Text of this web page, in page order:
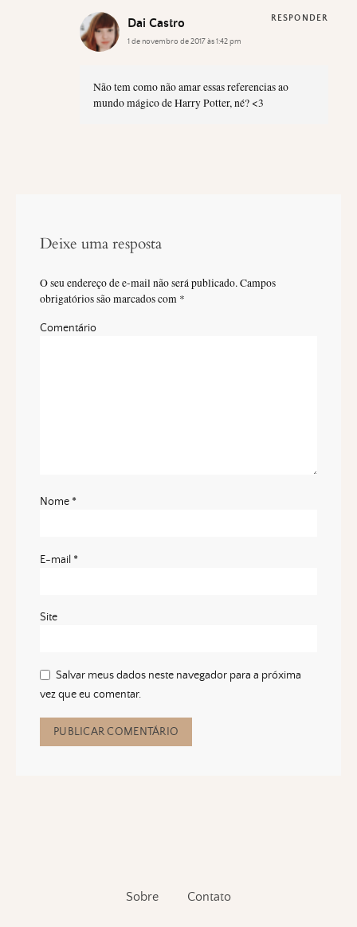
Dai Castro
1 de novembro de 2017 às 1:42 pm
Não tem como não amar essas referencias ao
mundo mágico de Harry Potter, né? <3
RESPONDER
Deixe uma resposta
O seu endereço de e-mail não será publicado. Campos
obrigatórios são marcados com *
Comentário
Nome *
E-mail *
Site
Salvar meus dados neste navegador para a próxima
vez que eu comentar.
Sobre Contato